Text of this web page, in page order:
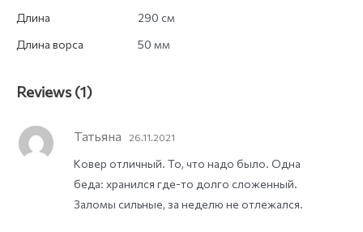
Длина
290 см
Длина ворса
50 мм
Reviews (1)
Татьяна 26.11.2021
Ковер отличный. То, что надо было. Одна
беда: хранился где-то долго сложенный.
Заломы сильные, за неделю не отлежался.